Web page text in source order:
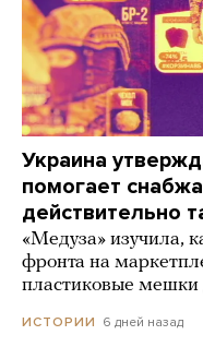
Украина
помогает
действительно
«Медуза» изучила,
фронта на
пластиковые мешки
ИСТОРИИ 6 дней назад